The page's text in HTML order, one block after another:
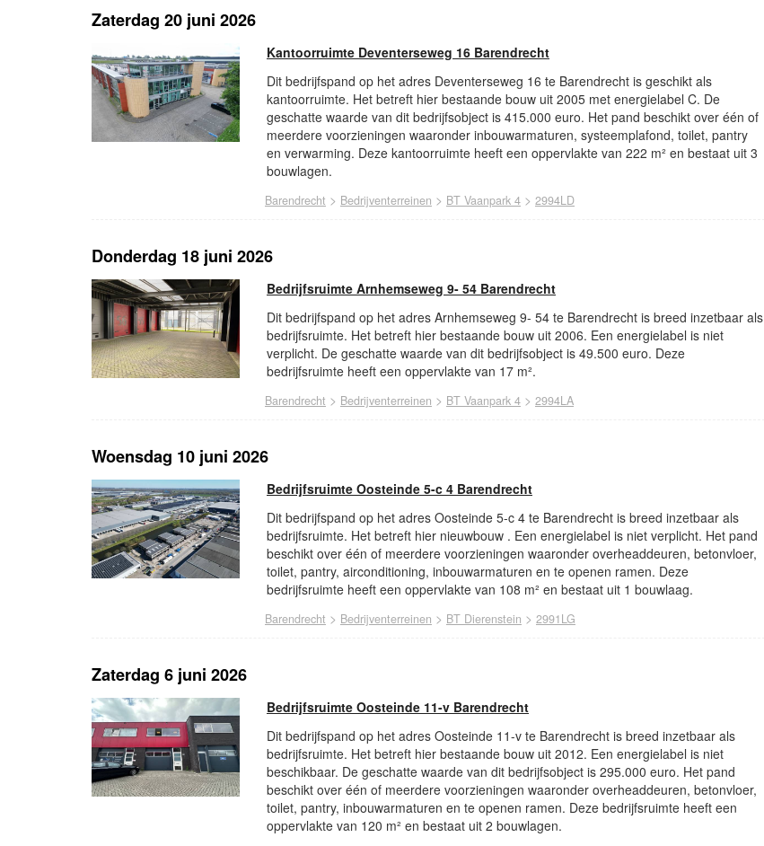
Zaterdag 20 juni 2026
Kantoorruimte Deventerseweg 16 Barendrecht
Dit bedrijfspand op het adres Deventerseweg 16 te Barendrecht is geschikt als
kantoorruimte. Het betreft hier bestaande bouw uit 2005 met energielabel C. De
geschatte waarde van dit bedrijfsobject is 415.000 euro. Het pand beschikt over één of
meerdere voorzieningen waaronder inbouwarmaturen, systeemplafond, toilet, pantry
en verwarming. Deze kantoorruimte heeft een oppervlakte van 222 m² en bestaat uit 3
bouwlagen.
Barendrecht > Bedrijventerreinen > BT Vaanpark 4 > 2994LD
Donderdag 18 juni 2026
Bedrijfsruimte Arnhemseweg 9- 54 Barendrecht
Dit bedrijfspand op het adres Arnhemseweg 9- 54 te Barendrecht is breed inzetbaar als
bedrijfsruimte. Het betreft hier bestaande bouw uit 2006. Een energielabel is niet
verplicht. De geschatte waarde van dit bedrijfsobject is 49.500 euro. Deze
bedrijfsruimte heeft een oppervlakte van 17 m².
Barendrecht > Bedrijventerreinen > BT Vaanpark 4 > 2994LA
Woensdag 10 juni 2026
Bedrijfsruimte Oosteinde 5-c 4 Barendrecht
Dit bedrijfspand op het adres Oosteinde 5-c 4 te Barendrecht is breed inzetbaar als
bedrijfsruimte. Het betreft hier nieuwbouw . Een energielabel is niet verplicht. Het pand
beschikt over één of meerdere voorzieningen waaronder overheaddeuren, betonvloer,
toilet, pantry, airconditioning, inbouwarmaturen en te openen ramen. Deze
bedrijfsruimte heeft een oppervlakte van 108 m² en bestaat uit 1 bouwlaag.
Barendrecht > Bedrijventerreinen > BT Dierenstein > 2991LG
Zaterdag 6 juni 2026
Bedrijfsruimte Oosteinde 11-v Barendrecht
Dit bedrijfspand op het adres Oosteinde 11-v te Barendrecht is breed inzetbaar als
bedrijfsruimte. Het betreft hier bestaande bouw uit 2012. Een energielabel is niet
beschikbaar. De geschatte waarde van dit bedrijfsobject is 295.000 euro. Het pand
beschikt over één of meerdere voorzieningen waaronder overheaddeuren, betonvloer,
toilet, pantry, inbouwarmaturen en te openen ramen. Deze bedrijfsruimte heeft een
oppervlakte van 120 m² en bestaat uit 2 bouwlagen.